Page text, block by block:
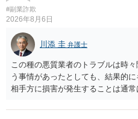
かもしれません。
#副業詐欺
2026年8月6日
川添 圭 弁護士
この種の悪質業者のトラブルは時
う事情があったとしても、結果的
相手方に損害が発生することは通
ず、最寄りの消費生活センターへ